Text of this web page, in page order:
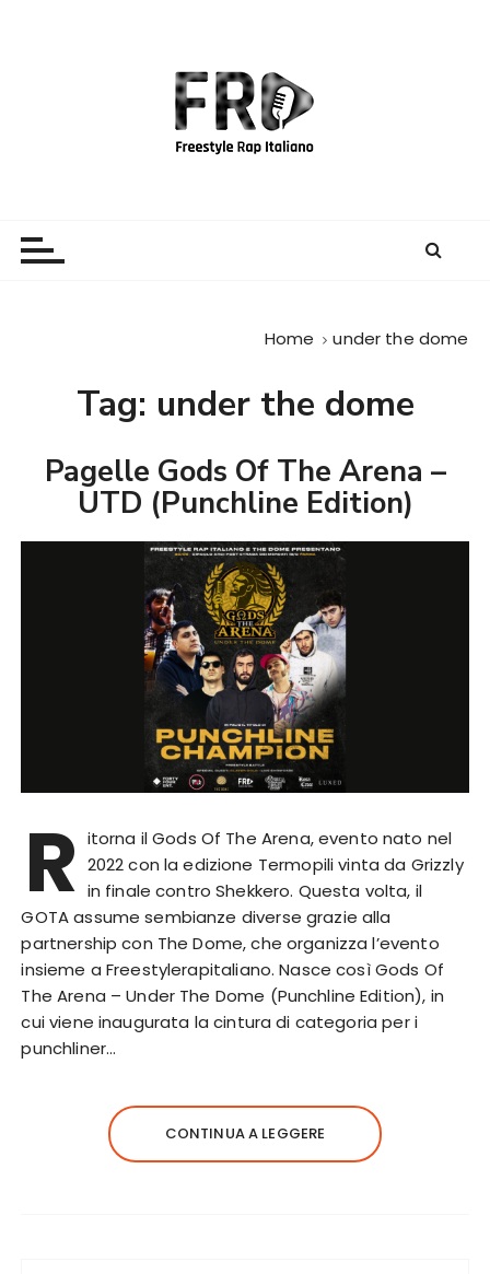
Home under the dome
Tag: under the dome
Pagelle Gods Of The Arena –
UTD (Punchline Edition)
R itorna il Gods Of The Arena, evento nato nel
2022 con la edizione Termopili vinta da Grizzly
in finale contro Shekkero. Questa volta, il
GOTA assume sembianze diverse grazie alla
partnership con The Dome, che organizza l’evento
insieme a Freestylerapitaliano. Nasce così Gods Of
The Arena – Under The Dome (Punchline Edition), in
cui viene inaugurata la cintura di categoria per i
punchliner…
CONTINUA A LEGGERE